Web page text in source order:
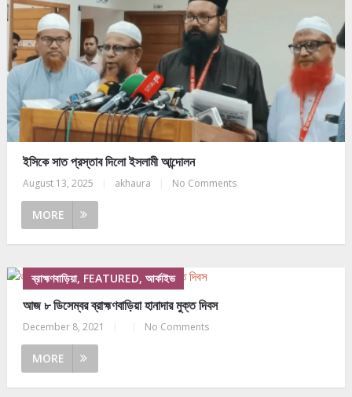
ইসিকে সাত প্রস্তাব দিলো ইসলামী আন্দোলন
August 13, 2025 akhaura No Comments
MORE
ব্রাহ্মণবাড়িয়া, FEATURED, আর্কাইভ
আজ ৮ ডিসেম্বর ব্রাহ্মণবাড়িয়া হানাদার মুক্ত দিবস
December 8, 2021 No Comments
MORE